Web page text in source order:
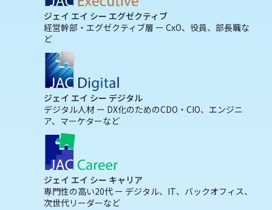
ジェイ エイ シー エグゼクティブ
経営幹部・エグゼクティブ層 ー CxO、役員、部長職な
ど
ジェイ エイ シー デジタル
デジタル人材 ー DX化のためのCDO・CIO、エンジニ
ア、マーケターなど
ジェイ エイ シー キャリア
専門性の高い20代 ー デジタル、IT、バックオフィス、
次世代リーダーなど